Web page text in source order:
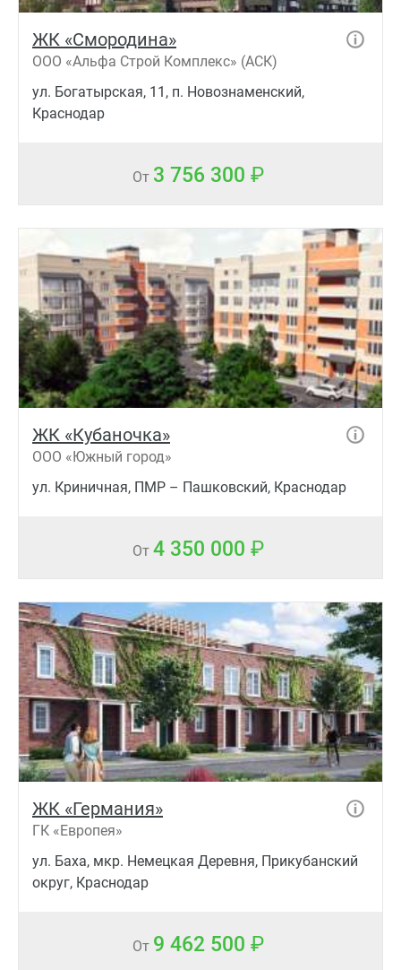
ЖК «Смородина»
ООО «Альфа Строй Комплекс» (АСК)
ул. Богатырская, 11, п. Новознаменский,
Краснодар
От 3 756 300
ЖК «Кубаночка»
ООО «Южный город»
ул. Криничная, ПМР – Пашковский, Краснодар
От 4 350 000
ЖК «Германия»
ГК «Европея»
ул. Баха, мкр. Немецкая Деревня, Прикубанский
округ, Краснодар
От 9 462 500